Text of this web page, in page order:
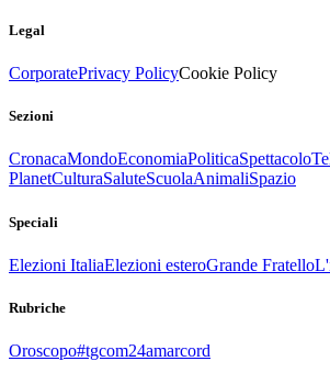
Legal
CorporatePrivacy PolicyCookie Policy
Sezioni
CronacaMondoEconomiaPoliticaSpettacolo
PlanetCulturaSaluteScuolaAnimaliSpazio
Speciali
Elezioni ItaliaElezioni esteroGrande Fratello
Rubriche
Oroscopo#tgcom24amarcord